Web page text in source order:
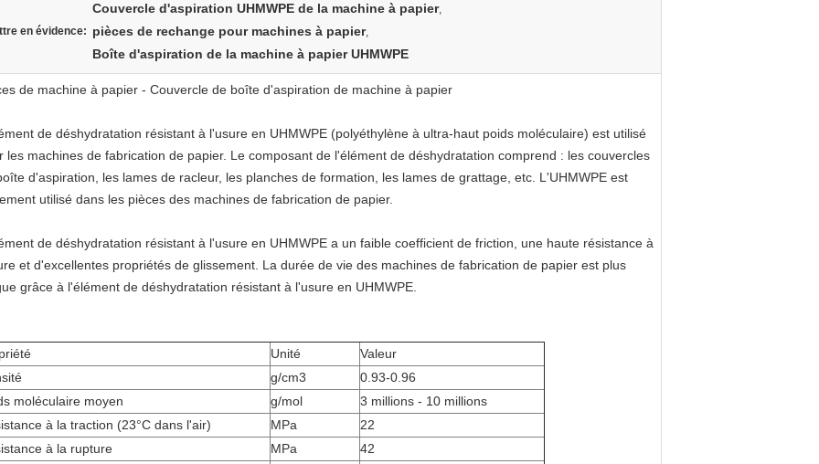
en évidence:
Couvercle d'aspiration UHMWPE de la machine à papier,
pièces de rechange pour machines à papier,
Boîte d'aspiration de la machine à papier UHMWPE
de machine à papier - Couvercle de boîte d'aspiration de machine à papier
de déshydratation résistant à l'usure en UHMWPE (polyéthylène à ultra-haut poids moléculaire) est utilisé
les machines de fabrication de papier. Le composant de l'élément de déshydratation comprend : les couvercles
d'aspiration, les lames de racleur, les planches de formation, les lames de grattage, etc. L'UHMWPE est
utilisé dans les pièces des machines de fabrication de papier.
de déshydratation résistant à l'usure en UHMWPE a un faible coefficient de friction, une haute résistance à
et d'excellentes propriétés de glissement. La durée de vie des machines de fabrication de papier est plus
grâce à l'élément de déshydratation résistant à l'usure en UHMWPE.
Unité
Valeur
g/cm3
0.93-0.96
moléculaire moyen
g/mol
3 millions - 10 millions
à la traction (23°C dans l'air)
MPa
22
à la rupture
MPa
42